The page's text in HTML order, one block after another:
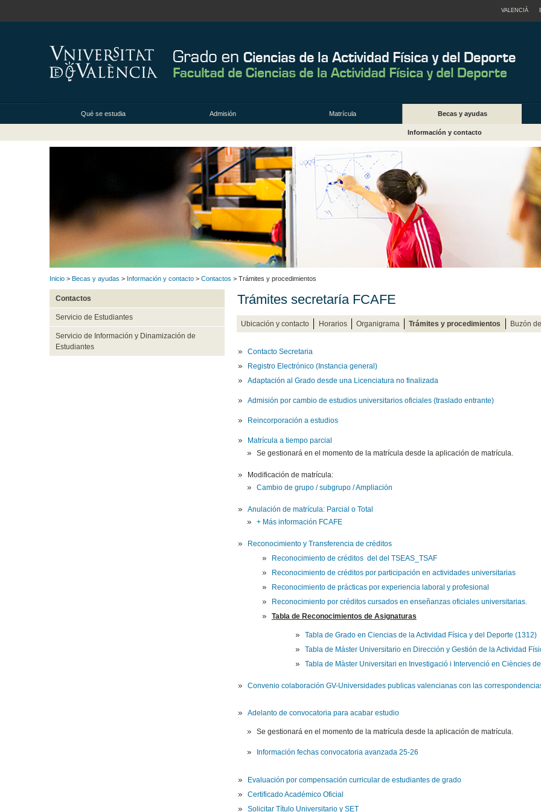
VALENCIÀ
Qué se estudia Admisión Matrícula Becas y ayudas
Información y contacto
Inicio > Becas y ayudas > Información y contacto > Contactos > Trámites y procedimientos
Contactos
Servicio de Estudiantes
Servicio de Información y Dinamización de
Estudiantes
Trámites secretaría FCAFE
Ubicación y contacto Horarios Organigrama Trámites y procedimientos Buzón
Contacto Secretaria
Registro Electrónico (Instancia general)
Adaptación al Grado desde una Licenciatura no finalizada
Admisión por cambio de estudios universitarios oficiales (traslado entrante)
Reincorporación a estudios
Matrícula a tiempo parcial
Se gestionará en el momento de la matrícula desde la aplicación de matrícula.
Modificación de matrícula:
Cambio de grupo / subgrupo / Ampliación
Anulación de matrícula: Parcial o Total
+ Más información FCAFE
Reconocimiento y Transferencia de créditos
Reconocimiento de créditos del del TSEAS_TSAF
Reconocimiento de créditos por participación en actividades universitarias
Reconocimiento de prácticas por experiencia laboral y profesional
Reconocimiento por créditos cursados en enseñanzas oficiales universitarias.
Tabla de Reconocimientos de Asignaturas
​Tabla de Grado en Ciencias de la Actividad Física y del Deporte (1312)
Tabla de Máster Universitario en Dirección y Gestión de la Actividad
Tabla de Màster Universitari en Investigació i Intervenció en Ciències
Convenio colaboración GV-Universidades publicas valencianas con las
Adelanto de convocatoria para acabar estudio
Se gestionará en el momento de la matrícula desde la aplicación de matrícula.
Información fechas convocatoria avanzada 25-26
Evaluación por compensación curricular de estudiantes de grado
Certificado Académico Oficial
Solicitar Título Universitario y SET